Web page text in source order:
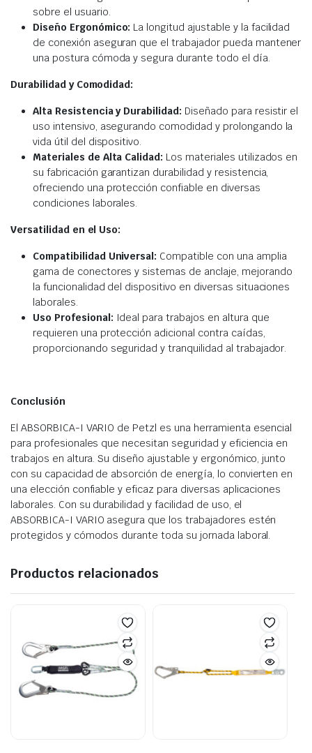
sobre el usuario.
Diseño Ergonómico: La longitud ajustable y la facilidad
de conexión aseguran que el trabajador pueda mantener
una postura cómoda y segura durante todo el día.
Durabilidad y Comodidad:
Alta Resistencia y Durabilidad: Diseñado para resistir el
uso intensivo, asegurando comodidad y prolongando la
vida útil del dispositivo.
Materiales de Alta Calidad: Los materiales utilizados en
su fabricación garantizan durabilidad y resistencia,
ofreciendo una protección confiable en diversas
condiciones laborales.
Versatilidad en el Uso:
Compatibilidad Universal: Compatible con una amplia
gama de conectores y sistemas de anclaje, mejorando
la funcionalidad del dispositivo en diversas situaciones
laborales.
Uso Profesional: Ideal para trabajos en altura que
requieren una protección adicional contra caídas,
proporcionando seguridad y tranquilidad al trabajador.
Conclusión
El ABSORBICA-I VARIO de Petzl es una herramienta esencial
para profesionales que necesitan seguridad y eficiencia en
trabajos en altura. Su diseño ajustable y ergonómico, junto
con su capacidad de absorción de energía, lo convierten en
una elección confiable y eficaz para diversas aplicaciones
laborales. Con su durabilidad y facilidad de uso, el
ABSORBICA-I VARIO asegura que los trabajadores estén
protegidos y cómodos durante toda su jornada laboral.
Productos relacionados